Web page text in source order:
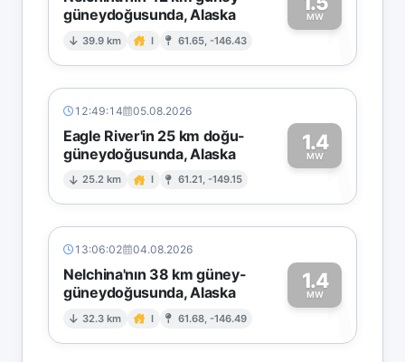
güneydoğusunda, Alaska
39.9 km I 61.65, -146.43
MW1
12:49:14 05.08.2026
Eagle River'in 25 km doğu-
güneydoğusunda, Alaska
25.2 km I 61.21, -149.15
1.4
MW1
13:06:02 04.08.2026
Nelchina'nın 38 km güney-
güneydoğusunda, Alaska
32.3 km I 61.68, -146.49
1.4
MW1